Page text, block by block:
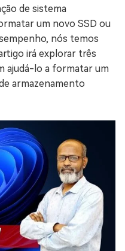
de sistema
um novo SSD ou
nós temos
irá explorar três
ajudá-lo a formatar um
armazenamento